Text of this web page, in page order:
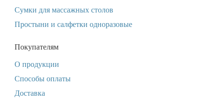
Сумки для массажных столов
Простыни и салфетки одноразовые
Покупателям
О продукции
Способы оплаты
Доставка